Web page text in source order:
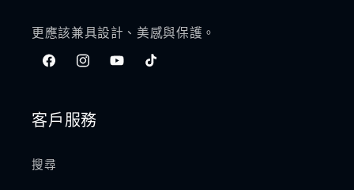
更應該兼具設計、美感與保護。
FacebookInstagramYouTubeTikTok
客戶服務
搜尋